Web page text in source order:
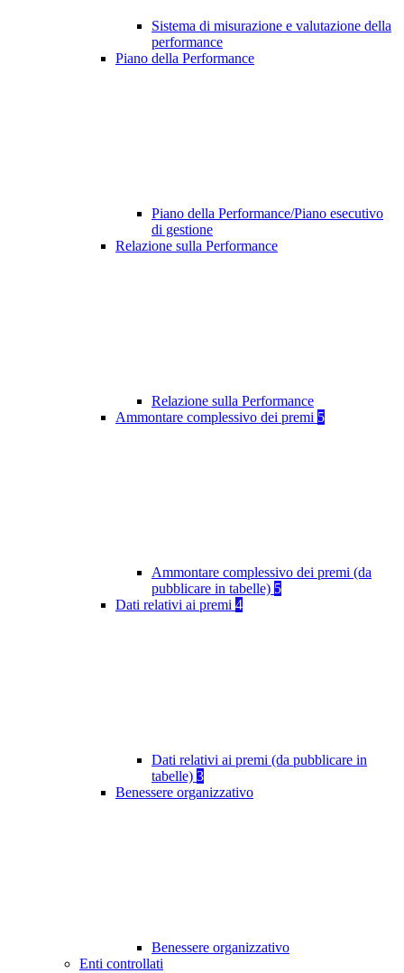
Sistema di misurazione e valutazione della
performance
Piano della Performance
Piano della Performance/Piano esecutivo
di gestione
Relazione sulla Performance
Relazione sulla Performance
Ammontare complessivo dei premi 5
Ammontare complessivo dei premi (da
pubblicare in tabelle) 5
Dati relativi ai premi 4
Dati relativi ai premi (da pubblicare in
tabelle) 3
Benessere organizzativo
Benessere organizzativo
Enti controllati